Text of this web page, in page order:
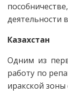
деятельности
Казахстан
Одним из
работу по
иракской зоны